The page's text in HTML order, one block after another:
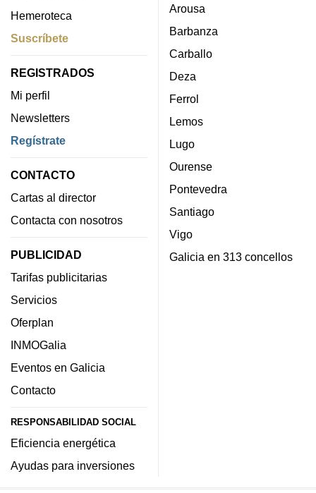
Hemeroteca
Suscríbete
REGISTRADOS
Mi perfil
Newsletters
Regístrate
CONTACTO
Cartas al director
Contacta con nosotros
PUBLICIDAD
Tarifas publicitarias
Servicios
Oferplan
INMOGalia
Eventos en Galicia
Contacto
RESPONSABILIDAD SOCIAL
Eficiencia energética
Ayudas para inversiones
Arousa
Barbanza
Carballo
Deza
Ferrol
Lemos
Lugo
Ourense
Pontevedra
Santiago
Vigo
Galicia en 313 concellos